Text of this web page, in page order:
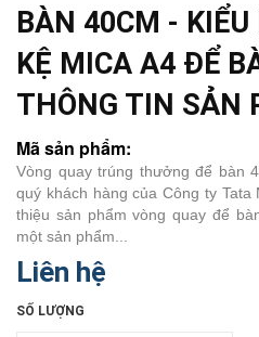
BÀN 40CM - KIỂU
KỆ MICA A4 ĐỂ
THÔNG TIN SẢN
Mã sản phẩm:
Vòng quay trúng thưởng để bàn
quý khách hàng của Công ty
thiệu sản phẩm vòng quay để
một sản phẩm...
Liên hệ
SỐ LƯỢNG